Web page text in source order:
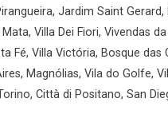
Jardim Saint
Villa Dei Fiori, Vivendas
Fé, Villa Victória, Bosque
Magnólias, Vila do Golfe,
Città di Positano, San